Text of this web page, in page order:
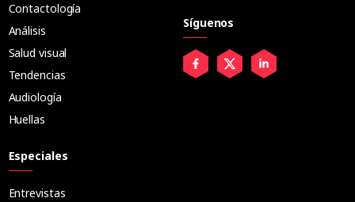
Contactología
Análisis
Salud visual
Tendencias
Audiología
Huellas
Especiales
Entrevistas
Síguenos